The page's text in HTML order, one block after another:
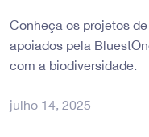
Conheça os projetos
apoiados pela
com a biodiversidade.
julho 14, 2025